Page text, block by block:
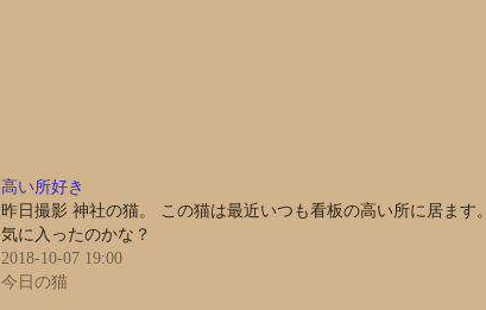
高い所好き
昨日撮影 神社の猫。 この猫は最近いつも看板の高い所に居ます。
気に入ったのかな？
2018-10-07 19:00
今日の猫